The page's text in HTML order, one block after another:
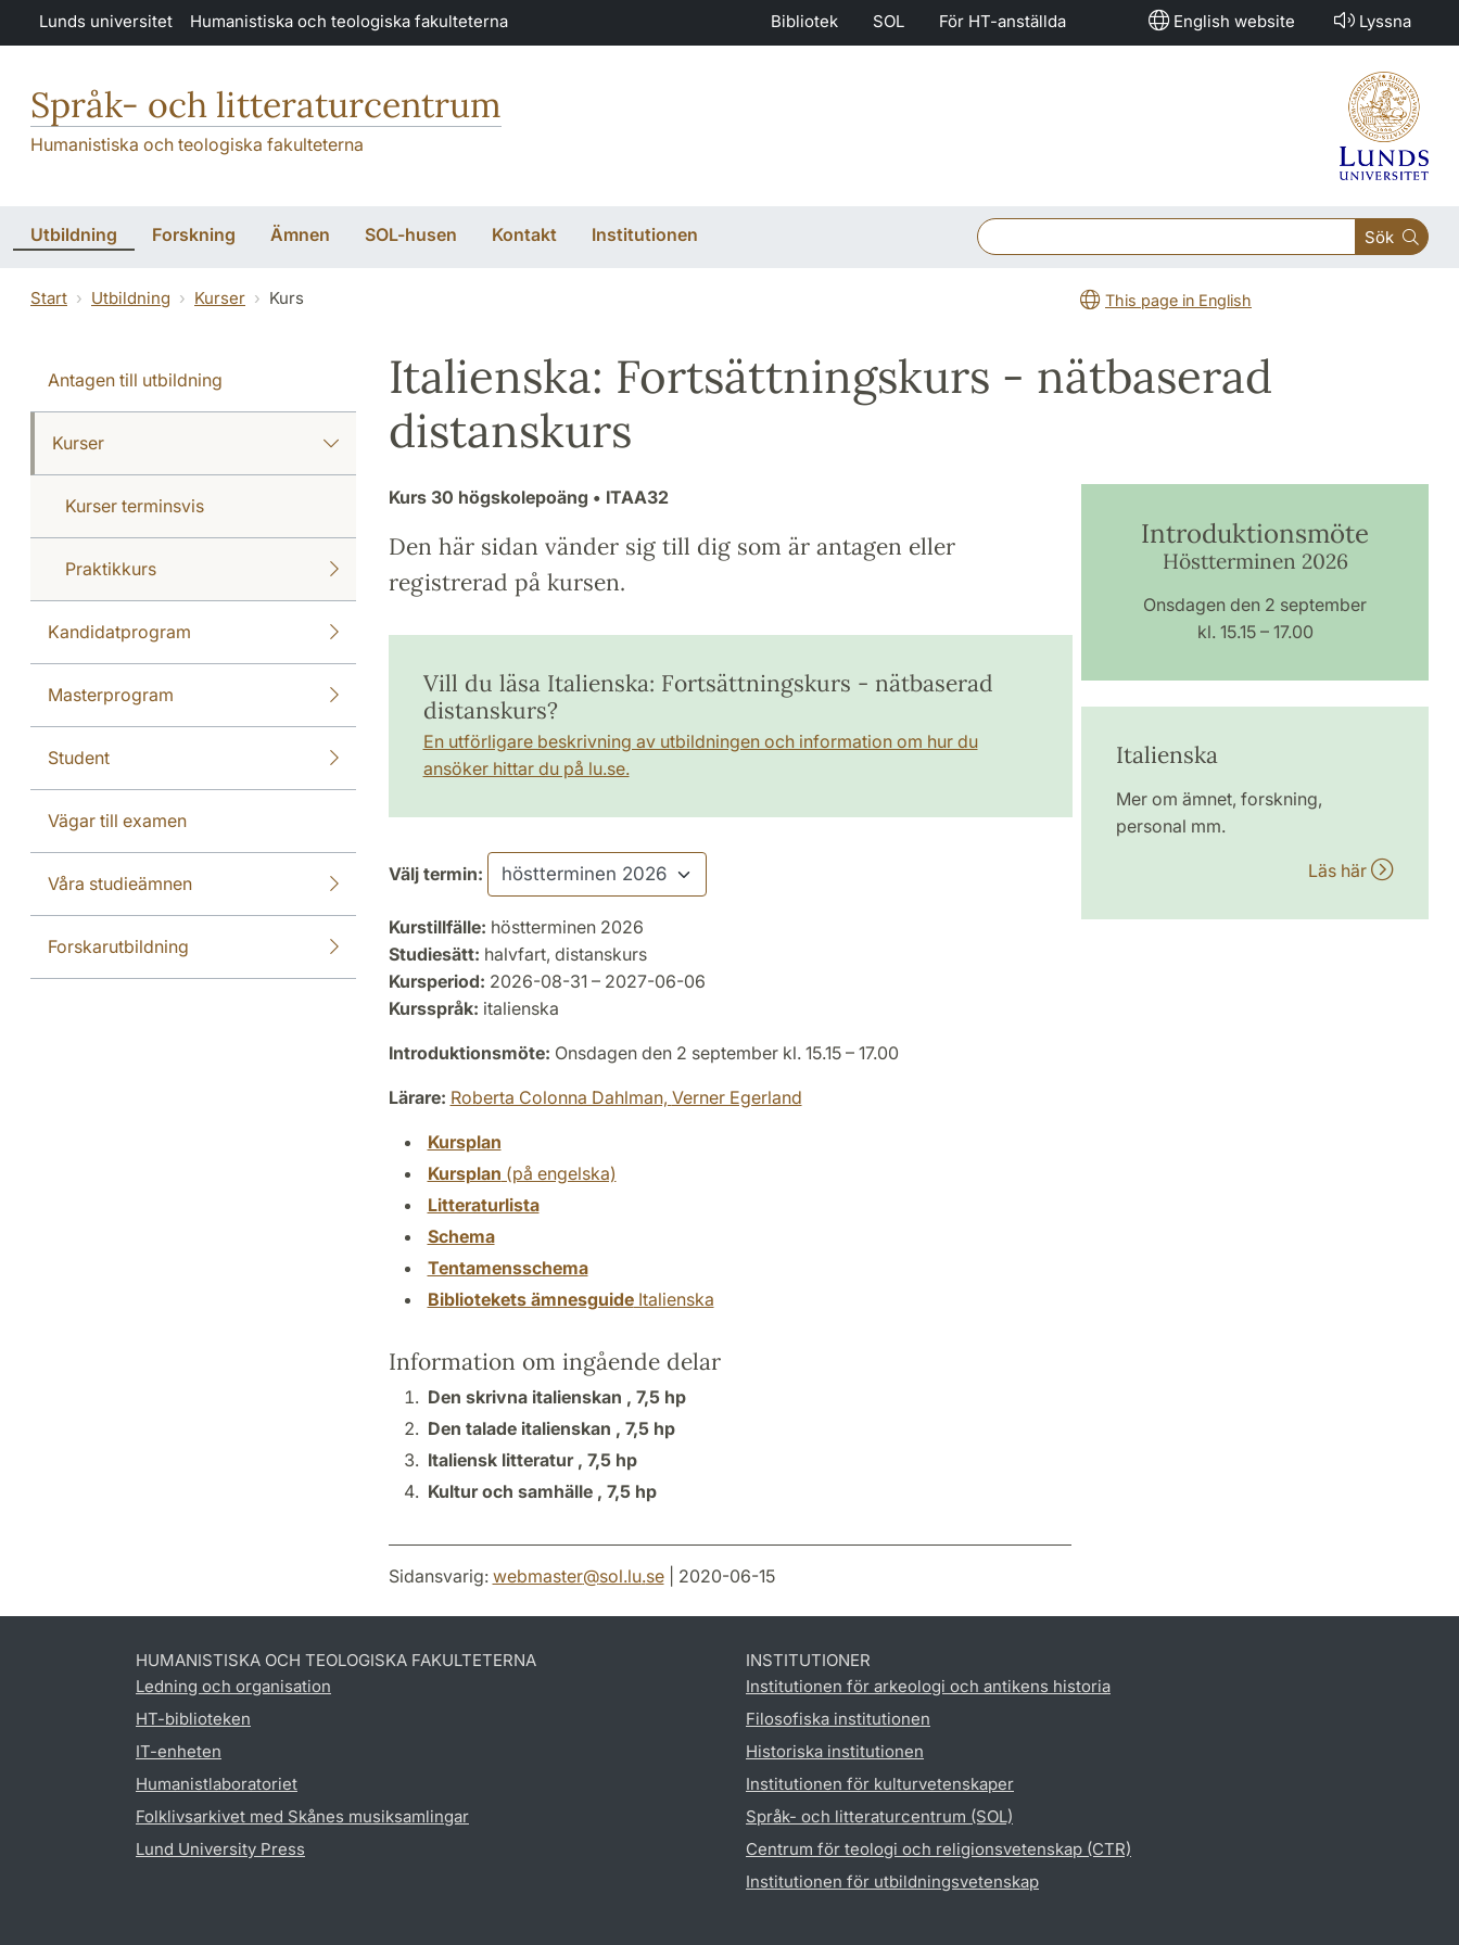
Hoppa till huvudinnehåll
Lunds universitet Humanistiska och teologiska fakulteterna Bibliotek SOL För HT-anställda English website Lyssna
Språk- och litteraturcentrum
Humanistiska och teologiska fakulteterna
Utbildning Forskning Ämnen SOL-husen Kontakt Institutionen Sök
Start Utbildning Kurser Kurs This page in English
Antagen till utbildning
Kurser
Kurser terminsvis
Praktikkurs
Kandidatprogram
Masterprogram
Student
Vägar till examen
Våra studieämnen
Forskarutbildning
Italienska: Fortsättningskurs - nätbaserad
distanskurs
Kurs 30 högskolepoäng • ITAA32
Den här sidan vänder sig till dig som är antagen eller
registrerad på kursen.
Vill du läsa Italienska: Fortsättningskurs - nätbaserad
distanskurs?
En utförligare beskrivning av utbildningen och information om hur du
ansöker hittar du på lu.se.
Välj termin:
Kurstillfälle: höstterminen 2026
Studiesätt: halvfart, distanskurs
Kursperiod: 2026-08-31 – 2027-06-06
Kursspråk: italienska
Introduktionsmöte: Onsdagen den 2 september kl. 15.15 – 17.00
Lärare: Roberta Colonna Dahlman, Verner Egerland
Kursplan
Kursplan (på engelska)
Litteraturlista
Schema
Tentamensschema
Bibliotekets ämnesguideItalienska
Information om ingående delar
Den skrivna italienskan , 7,5 hp
Den talade italienskan , 7,5 hp
Italiensk litteratur , 7,5 hp
Kultur och samhälle , 7,5 hp
Introduktionsmöte
Höstterminen 2026
Onsdagen den 2 september
kl. 15.15 – 17.00
Italienska
Mer om ämnet, forskning,
personal mm.
Läs här
Sidansvarig: webmaster@sol.lu.se| 2020-06-15
HUMANISTISKA OCH TEOLOGISKA FAKULTETERNA
Ledning och organisation
HT-biblioteken
IT-enheten
Humanistlaboratoriet
Folklivsarkivet med Skånes musiksamlingar
Lund University Press
INSTITUTIONER
Institutionen för arkeologi och antikens historia
Filosofiska institutionen
Historiska institutionen
Institutionen för kulturvetenskaper
Språk- och litteraturcentrum (SOL)
Centrum för teologi och religionsvetenskap (CTR)
Institutionen för utbildningsvetenskap